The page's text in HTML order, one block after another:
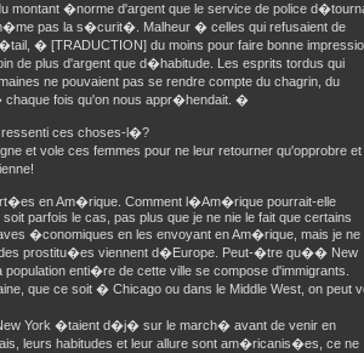
montant �norme d'argent que le service de police
pas la s�curit�. Malheur � celles qui refusaient de
� [TRADUCTION] du moins pour faire bonne
de plus d'argent que d�habitude. Les esprits tordus qui
ne pouvaient pas se rendre compte du chagrin, du
fois qu'on nous appr�hendait. �
ces choses-l�?
et vole ces femmes pour ne leur retourner qu'opprobre et
en Am�rique. Comment l�Am�rique pourrait-elle
parfois le cas, pas plus que je ne nie le fait que certains
�conomiques en les envoyant en Am�rique, mais je ne
des prostitu�es viennent d�Europe. Peut-�tre qu�� New
enti�re de cette ville se compose d'immigrants.
que ce soit � Chicago ou dans le Middle West, on peut
York �taient d�j� sur le march� avant de venir en
leurs habitudes et leur allure sont am�ricanis�es, ce ne